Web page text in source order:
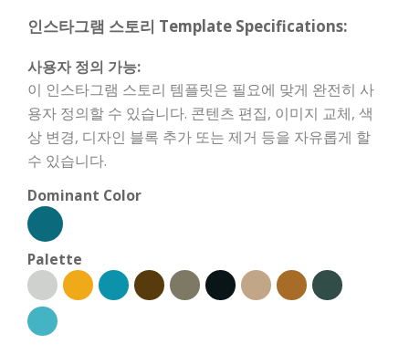
인스타그램 스토리 Template Specifications:
사용자 정의 가능:
이 인스타그램 스토리 템플릿은 필요에 맞게 완전히 사
용자 정의할 수 있습니다. 콘텐츠 편집, 이미지 교체, 색
상 변경, 디자인 블록 추가 또는 제거 등을 자유롭게 할
수 있습니다.
Dominant Color
Palette